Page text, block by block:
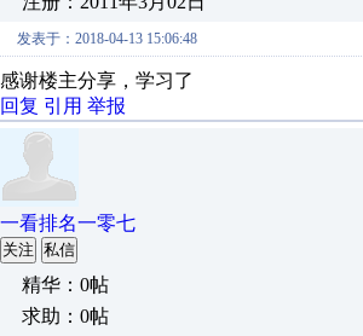
发表于：2018-04-13 15:06:48
感谢楼主分享，学习了
回复 引用 举报
一看排名一零七
关注 私信
精华：0帖
求助：0帖